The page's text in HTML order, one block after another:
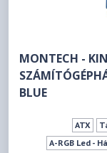
MONTECH -
BLUE
ATX
A-RGB Led -